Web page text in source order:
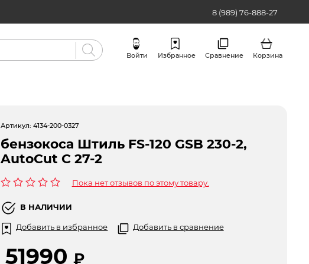
8 (989) 76-888-27
Войти Избранное Сравнение Корзина
Артикул:4134-200-0327
бензокоса Штиль FS-120 GSB 230-2,
AutoCut C 27-2
0
из
5
Пока нет отзывов по этому товару.
В НАЛИЧИИ
Добавить в избранное Добавить в сравнение
51990 ₽